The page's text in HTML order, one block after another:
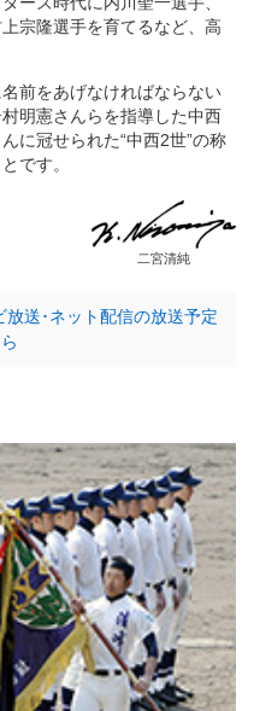
宗隆選手を育てるなど、高
前をあげなければならない
明憲さんらを指導した中西
に冠せられた“中西2世”の称
です。
二宮清純
放送･ネット配信の放送予定